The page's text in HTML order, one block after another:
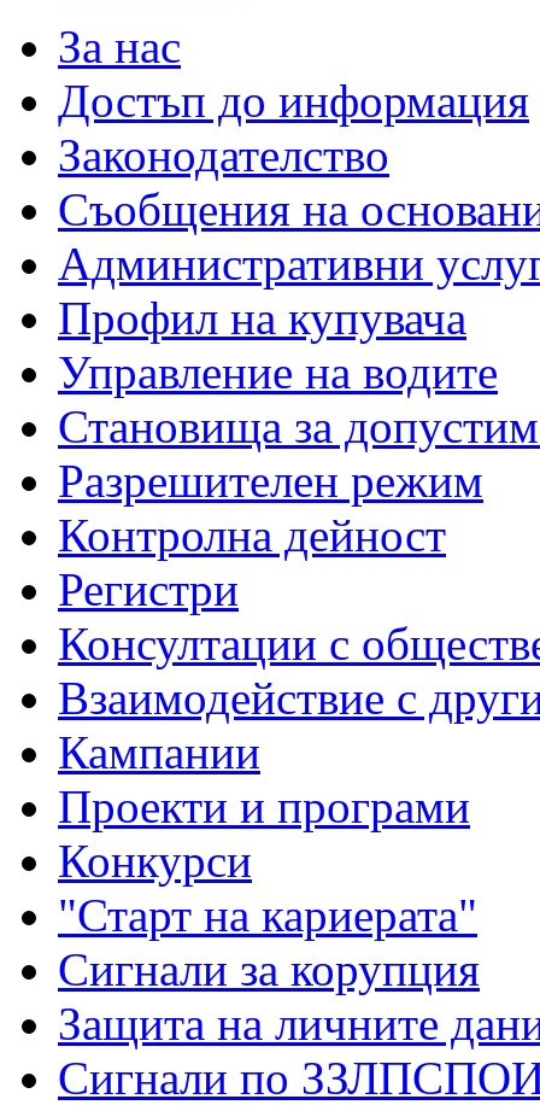
За нас
Достъп до информация
Законодателство
Съобщения на
Административни
Профил на купувача
Управление на водите
Становища за
Разрешителен режим
Контролна дейност
Регистри
Консултации с
Взаимодействие с
Кампании
Проекти и програми
Конкурси
"Старт на кариерата"
Сигнали за корупция
Защита на личните
Сигнали по